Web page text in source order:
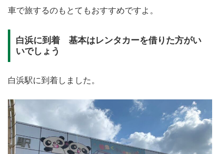
車で旅するのもとてもおすすめですよ。
白浜に到着 基本はレンタカーを借りた方がい
いでしょう
白浜駅に到着しました。